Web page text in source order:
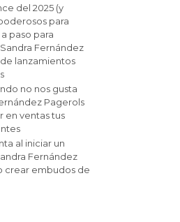
del 2025 (y
para
paso para
Fernández
lanzamientos
no nos gusta
Pagerols
en ventas tus
al iniciar un
Fernández
crear embudos de